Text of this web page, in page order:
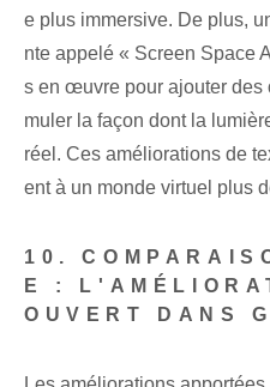
e plus immersive. De plus,
nte appelé « Screen Space
s en œuvre pour ajouter des
muler la façon dont la
réel. Ces améliorations de
ent à un monde virtuel plus
10.
E :
OUVERT DANS